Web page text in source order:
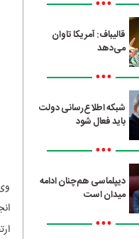
قالیباف: آمریکا تاوان
می‌دهد
•••
شبکه اطلاع‌رسانی دولت
باید فعال شود
•••
دیپلماسی هم‌چنان ادامه
میدان است
•••